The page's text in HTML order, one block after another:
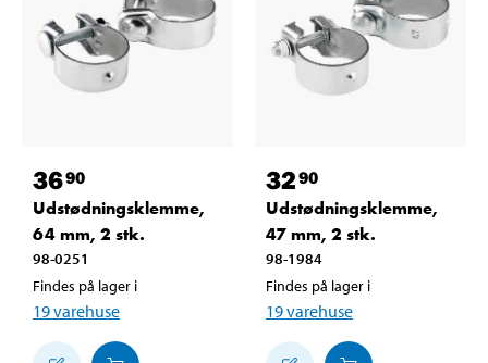
3690
Udstødningsklemme,
64 mm, 2 stk.
98-0251
Findes på lager i
19varehuse
3290
Udstødningsklemme,
47 mm, 2 stk.
98-1984
Findes på lager i
19varehuse